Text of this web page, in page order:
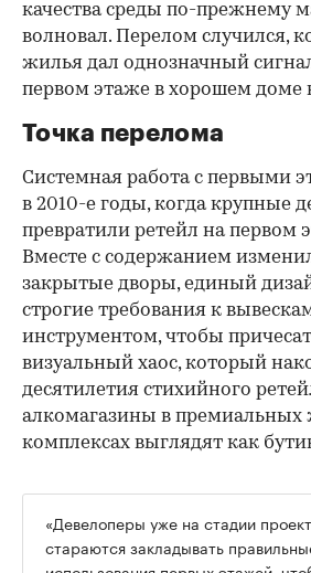
качества среды по-прежнему
волновал. Перелом случился,
жилья дал однозначный
первом этаже в хорошем доме
Точка перелома
Системная работа с первыми
в 2010-е годы, когда крупные
превратили ретейл на первом
Вместе с содержанием
закрытые дворы, единый
строгие требования к
инструментом, чтобы
визуальный хаос, который
десятилетия стихийного
алкомагазины в
комплексах выглядят как
«Девелоперы уже на стадии
стараются закладывать